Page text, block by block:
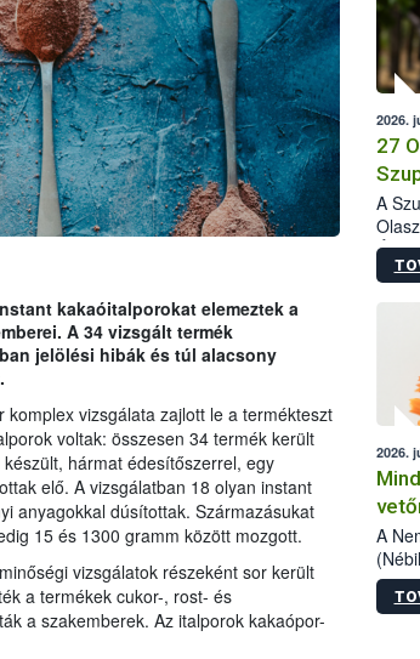
kakaóitalporokat elemeztek a
A 34 vizsgált termék
jelölési hibák és túl alacsony
vizsgálata zajlott le a termékteszt
voltak: összesen 34 termék került
hármat édesítőszerrel, egy
elő. A vizsgálatban 18 olyan instant
anyagokkal dúsítottak. Származásukat
15 és 1300 gramm között mozgott.
vizsgálatok részeként sor került
a termékek cukor-, rost- és
a szakemberek. Az italporok kakaópor-
2026.
27
A
2026.
A